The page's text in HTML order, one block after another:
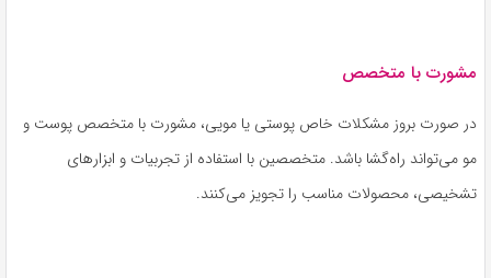
مشورت با متخصص
در صورت بروز مشکلات خاص پوستی یا مویی، مشورت با متخصص پوست و
مو می‌تواند راه‌گشا باشد. متخصصین با استفاده از تجربیات و ابزارهای
تشخیصی، محصولات مناسب را تجویز می‌کنند.